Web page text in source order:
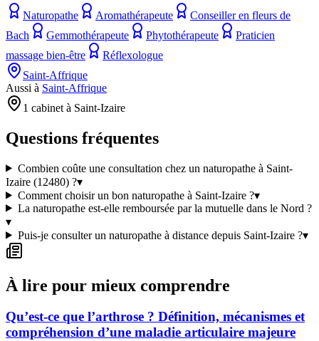
Naturopathe Aromathérapeute
Conseiller en fleurs de
Bach
Gemmothérapeute Phytothérapeute
Praticien
massage bien-être
Réflexologue
Saint-Affrique
Aussi à Saint-Affrique
1 cabinet à Saint-Izaire
Questions fréquentes
Combien coûte une consultation chez un naturopathe à Saint-
Izaire (12480) ?▾
Comment choisir un bon naturopathe à Saint-Izaire ?▾
La naturopathe est-elle remboursée par la mutuelle dans le Nord ?
▾
Puis-je consulter un naturopathe à distance depuis Saint-Izaire ?▾
À lire pour mieux comprendre
Qu’est-ce que l’arthrose ? Définition, mécanismes et
compréhension d’une maladie articulaire majeure